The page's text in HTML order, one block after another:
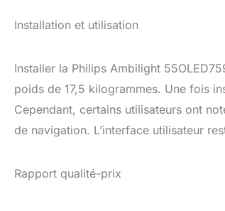
Installation et utilisation
Installer la Philips Ambilight
poids de 17,5 kilogrammes. Une fois
Cependant, certains utilisateurs ont
de navigation. L’interface utilisateur
Rapport qualité-prix